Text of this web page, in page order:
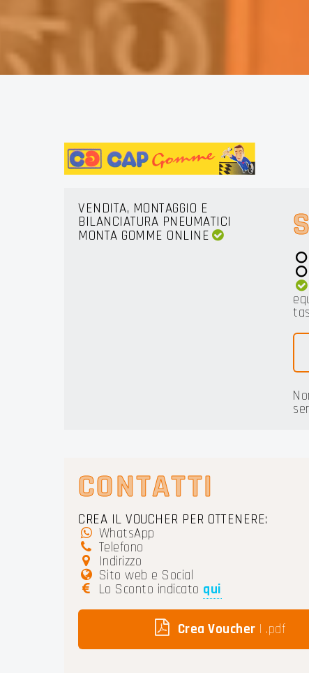
VENDITA, MONTAGGIO E
BILANCIATURA PNEUMATICI
MONTA GOMME ONLINE
S
CONTATTI
CREA IL VOUCHER PER OTTENERE:
WhatsApp
Telefono
Indirizzo
Sito web e Social
Lo Sconto indicato qui
Crea Voucher | .pdf